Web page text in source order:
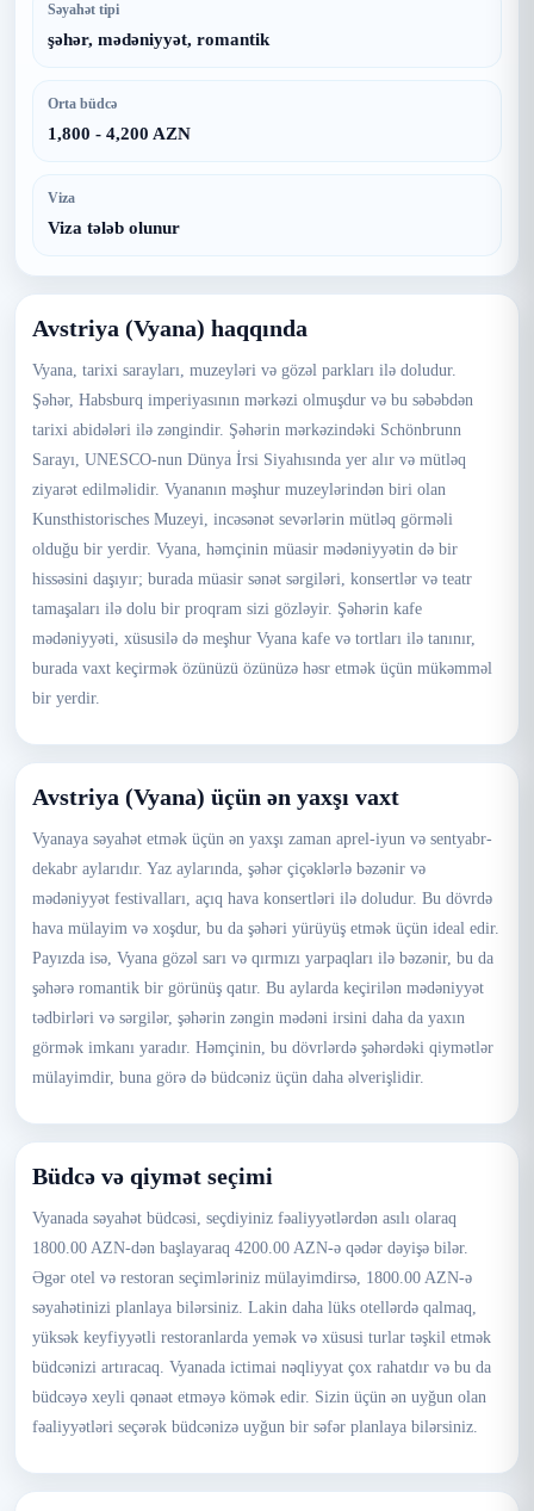
Səyahət tipi
şəhər, mədəniyyət, romantik
Orta büdcə
1,800 - 4,200 AZN
Viza
Viza tələb olunur
Avstriya (Vyana) haqqında
Vyana, tarixi sarayları, muzeyləri və gözəl parkları ilə doludur.
Şəhər, Habsburq imperiyasının mərkəzi olmuşdur və bu səbəbdən
tarixi abidələri ilə zəngindir. Şəhərin mərkəzindəki Schönbrunn
Sarayı, UNESCO-nun Dünya İrsi Siyahısında yer alır və mütləq
ziyarət edilməlidir. Vyananın məşhur muzeylərindən biri olan
Kunsthistorisches Muzeyi, incəsənət sevərlərin mütləq görməli
olduğu bir yerdir. Vyana, həmçinin müasir mədəniyyətin də bir
hissəsini daşıyır; burada müasir sənət sərgiləri, konsertlər və teatr
tamaşaları ilə dolu bir proqram sizi gözləyir. Şəhərin kafe
mədəniyyəti, xüsusilə də meşhur Vyana kafe və tortları ilə tanınır,
burada vaxt keçirmək özünüzü özünüzə həsr etmək üçün mükəmməl
bir yerdir.
Avstriya (Vyana) üçün ən yaxşı vaxt
Vyanaya səyahət etmək üçün ən yaxşı zaman aprel-iyun və sentyabr-
dekabr aylarıdır. Yaz aylarında, şəhər çiçəklərlə bəzənir və
mədəniyyət festivalları, açıq hava konsertləri ilə doludur. Bu dövrdə
hava mülayim və xoşdur, bu da şəhəri yürüyüş etmək üçün ideal edir.
Payızda isə, Vyana gözəl sarı və qırmızı yarpaqları ilə bəzənir, bu da
şəhərə romantik bir görünüş qatır. Bu aylarda keçirilən mədəniyyət
tədbirləri və sərgilər, şəhərin zəngin mədəni irsini daha da yaxın
görmək imkanı yaradır. Həmçinin, bu dövrlərdə şəhərdəki qiymətlər
mülayimdir, buna görə də büdcəniz üçün daha əlverişlidir.
Büdcə və qiymət seçimi
Vyanada səyahət büdcəsi, seçdiyiniz fəaliyyətlərdən asılı olaraq
1800.00 AZN-dən başlayaraq 4200.00 AZN-ə qədər dəyişə bilər.
Əgər otel və restoran seçimləriniz mülayimdirsə, 1800.00 AZN-ə
səyahətinizi planlaya bilərsiniz. Lakin daha lüks otellərdə qalmaq,
yüksək keyfiyyətli restoranlarda yemək və xüsusi turlar təşkil etmək
büdcənizi artıracaq. Vyanada ictimai nəqliyyat çox rahatdır və bu da
büdcəyə xeyli qənaət etməyə kömək edir. Sizin üçün ən uyğun olan
fəaliyyətləri seçərək büdcənizə uyğun bir səfər planlaya bilərsiniz.